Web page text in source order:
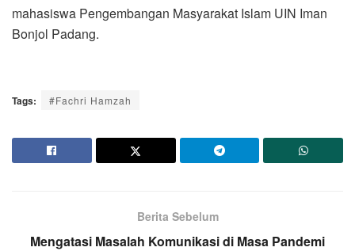
mahasiswa Pengembangan Masyarakat Islam UIN Iman
Bonjol Padang.
Tags: #Fachri Hamzah
Berita Sebelum
Mengatasi Masalah Komunikasi di Masa Pandemi